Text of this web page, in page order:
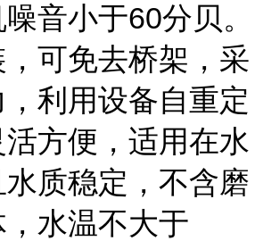
音小于60分贝。
可免去桥架，采
利用设备自重定
方便，适用在水
质稳定，不含磨
水温不大于